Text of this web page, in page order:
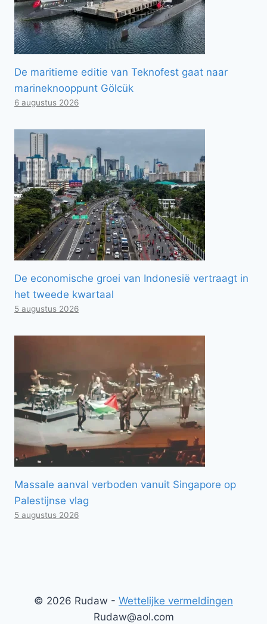
De maritieme editie van Teknofest gaat naar
marineknooppunt Gölcük
6 augustus 2026
De economische groei van Indonesië vertraagt ​​in
het tweede kwartaal
5 augustus 2026
Massale aanval verboden vanuit Singapore op
Palestijnse vlag
5 augustus 2026
© 2026 Rudaw - Wettelijke vermeldingen
Rudaw@aol.com